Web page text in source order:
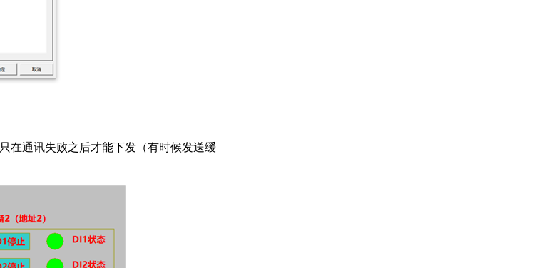
只在通讯失败之后才能下发（有时候发送缓